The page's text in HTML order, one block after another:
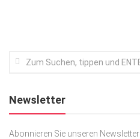
Podcast
SACHSEN IN PARIS
Newsletter
Abonnieren Sie unseren Newsletter